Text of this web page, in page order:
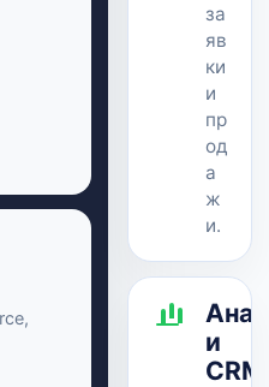
за
яв
ки
и
пр
од
а
ж
и.
и
CRM